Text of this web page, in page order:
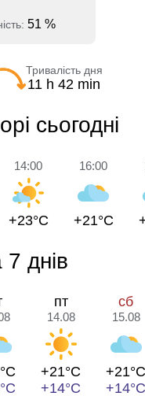
51 %
Тривалість дня
11 h 42 min
сьогодні
14:00
+23°C
16:00
+21°C
днів
пт
14.08
+21°C
+14°C
сб
15.08
+21°C
+14°C